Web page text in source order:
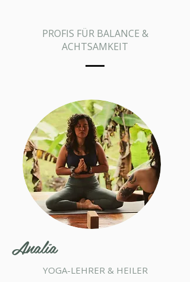
PROFIS FÜR BALANCE &
ACHTSAMKEIT
Analía
YOGA-LEHRER & HEILER